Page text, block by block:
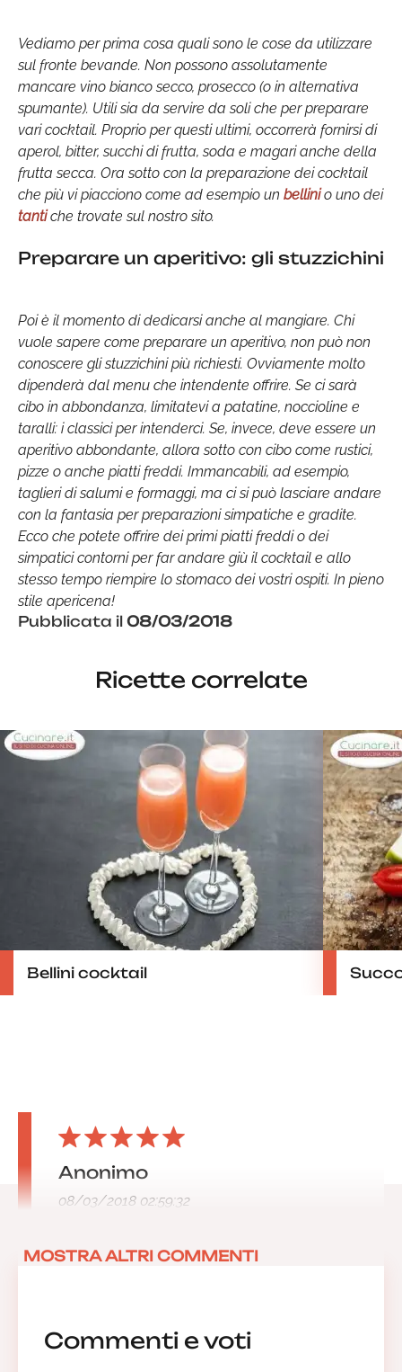
Vediamo per prima cosa quali sono le cose da utilizzare
sul fronte bevande. Non possono assolutamente
mancare vino bianco secco, prosecco (o in alternativa
spumante). Utili sia da servire da soli che per preparare
vari cocktail. Proprio per questi ultimi, occorrerà fornirsi di
aperol, bitter, succhi di frutta, soda e magari anche della
frutta secca. Ora sotto con la preparazione dei cocktail
che più vi piacciono come ad esempio un bellinio uno dei
tantiche trovate sul nostro sito.
Preparare un aperitivo: gli stuzzichini
Poi è il momento di dedicarsi anche al mangiare. Chi
vuole sapere come preparare un aperitivo, non può non
conoscere gli stuzzichini più richiesti. Ovviamente molto
dipenderà dal menu che intendente offrire. Se ci sarà
cibo in abbondanza, limitatevi a patatine, noccioline e
taralli: i classici per intenderci. Se, invece, deve essere un
aperitivo abbondante, allora sotto con cibo come rustici,
pizze o anche piatti freddi. Immancabili, ad esempio,
taglieri di salumi e formaggi, ma ci si può lasciare andare
con la fantasia per preparazioni simpatiche e gradite.
Ecco che potete offrire dei primi piatti freddi o dei
simpatici contorni per far andare giù il cocktail e allo
stesso tempo riempire lo stomaco dei vostri ospiti. In pieno
stile apericena!
Pubblicata il 08/03/2018
Ricette correlate
Bellini cocktail
Commenti e voti
Anonimo
08/03/2018 02:59:32
MOSTRA ALTRI COMMENTI